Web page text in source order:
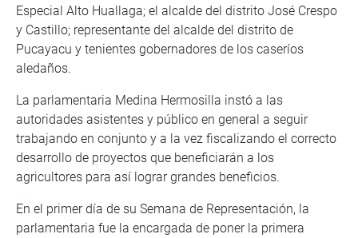
Especial Alto Huallaga; el alcalde del distrito José Crespo
y Castillo; representante del alcalde del distrito de
Pucayacu y tenientes gobernadores de los caseríos
aledaños.
La parlamentaria Medina Hermosilla instó a las
autoridades asistentes y público en general a seguir
trabajando en conjunto y a la vez fiscalizando el correcto
desarrollo de proyectos que beneficiarán a los
agricultores para así lograr grandes beneficios.
En el primer día de su Semana de Representación, la
parlamentaria fue la encargada de poner la primera